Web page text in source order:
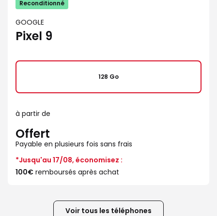
Reconditionné
GOOGLE
Pixel 9
128 Go
à partir de
Offert
Payable en plusieurs fois sans frais
*Jusqu'au 17/08, économisez :
100€ remboursés après achat
Voir tous les téléphones